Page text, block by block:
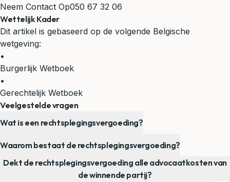
Neem Contact Op050 67 32 06
Wettelijk Kader
Dit artikel is gebaseerd op de volgende Belgische
wetgeving:
•
Burgerlijk Wetboek
•
Gerechtelijk Wetboek
Veelgestelde vragen
Wat is een rechtsplegingsvergoeding?
Waarom bestaat de rechtsplegingsvergoeding?
Dekt de rechtsplegingsvergoeding alle advocaatkosten van
de winnende partij?